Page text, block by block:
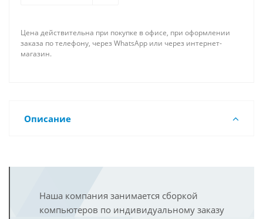
Цена действительна при покупке в офисе, при оформлении
заказа по телефону, через WhatsApp или через интернет-
магазин.
Описание
Наша компания занимается сборкой
компьютеров по индивидуальному заказу